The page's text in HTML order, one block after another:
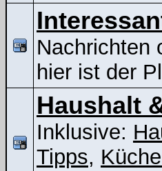
Nachrichten
hier ist der
Haushalt
Inklusive:
Tipps,